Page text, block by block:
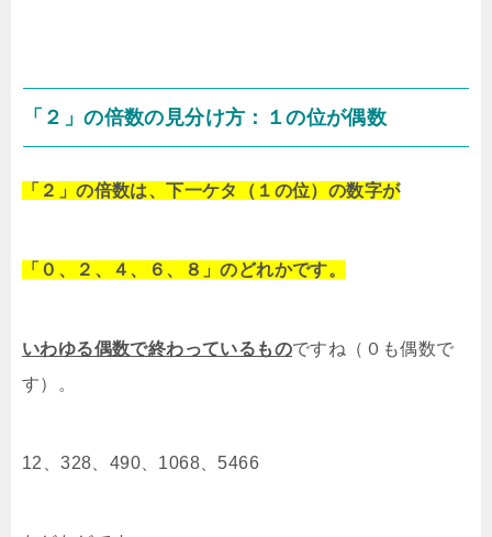
「２」の倍数の見分け方：１の位が偶数
「２」の倍数は、下一ケタ（１の位）の数字が
「０、２、４、６、８」のどれかです。
いわゆる偶数で終わっているものですね（０も偶数で
す）。
12、328、490、1068、5466